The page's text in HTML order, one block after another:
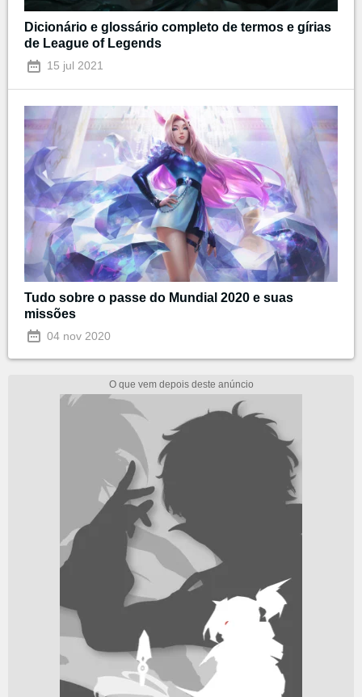
Dicionário e glossário completo de termos e gírias
de League of Legends
15 jul 2021
Tudo sobre o passe do Mundial 2020 e suas
missões
04 nov 2020